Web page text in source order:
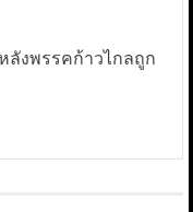
ลังพรรคก้าวไกลถูก